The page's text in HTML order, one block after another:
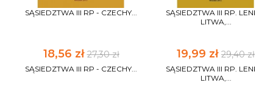
SĄSIEDZTWA III RP - CZECHY...
18,56 zł27,30 zł
SĄSIEDZTWA III RP - CZECHY...
SĄSIEDZTWA III RP. LENKA,
LITWA,...
19,99 zł 29,40 zł
SĄSIEDZTWA III RP. LENKA,
LITWA,...